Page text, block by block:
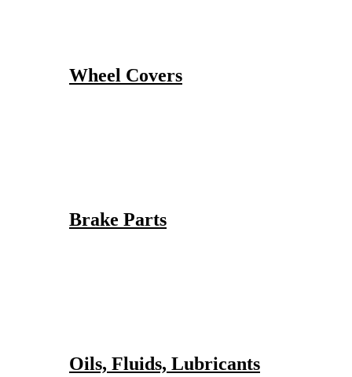
Wheel Covers
Brake Parts
Oils, Fluids, Lubricants